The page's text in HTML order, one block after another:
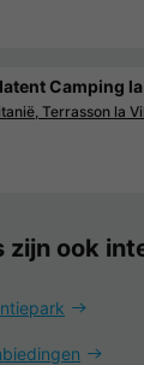
Camping
Terrasson la
zijn ook